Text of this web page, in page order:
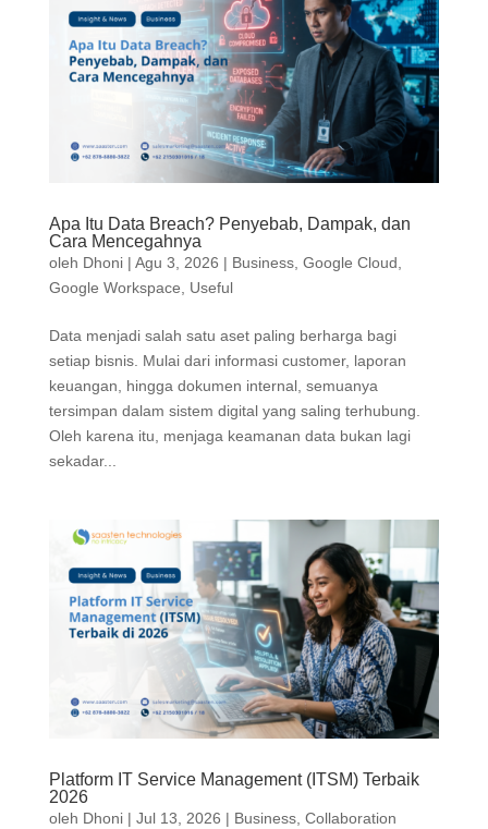
Apa Itu Data Breach? Penyebab, Dampak, dan
Cara Mencegahnya
oleh Dhoni| Agu 3, 2026 | Business, Google Cloud
Google Workspace
Useful
Data menjadi salah satu aset paling berharga bagi
setiap bisnis. Mulai dari informasi customer, laporan
keuangan, hingga dokumen internal, semuanya
tersimpan dalam sistem digital yang saling terhubung.
Oleh karena itu, menjaga keamanan data bukan lagi
sekadar...
Platform IT Service Management (ITSM) Terbaik
2026
oleh Dhoni| Jul 13, 2026 | Business, Collaboration